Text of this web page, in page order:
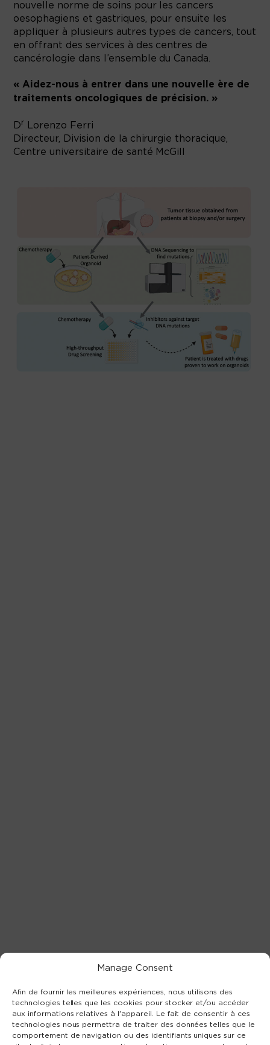
Manage Consent
Afin de fournir les meilleures expériences, nous utilisons des
technologies telles que les cookies pour stocker et/ou accéder
aux informations relatives à l'appareil. Le fait de consentir à ces
technologies nous permettra de traiter des données telles que le
comportement de navigation ou des identifiants uniques sur ce
nouvelle norme de soins pour les cancers
oesophagiens et gastriques, pour ensuite les
appliquer à plusieurs autres types de cancers, tout
en offrant des services à des centres de
cancérologie dans l’ensemble du Canada.
« Aidez-nous à entrer dans une nouvelle ère de
traitements oncologiques de précision. »
Dr Lorenzo Ferri
Directeur, Division de la chirurgie thoracique,
Centre universitaire de santé McGill